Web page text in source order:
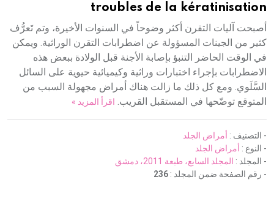
troubles de la kératinisation
أصبحت آليات التقرن أكثر وضوحاً في السنوات الأخيرة، وتم تَعرُّف
كثير من الجينات المسؤولة عن اضطرابات التقرن الوراثية. ويمكن
في الوقت الحاضر التنبؤ بإصابة الأجنة قبل الولادة ببعض هذه
الاضطرابات بإجراء اختبارات وراثية وكيميائية حيوية على السائل
السَّلَوي. ومع كل ذلك ما زالت هناك أمراض مجهولة السبب من
المتوقع توضّحها في المستقبل القريب. اقرأ المزيد »
- التصنيف : أمراض الجلد
- النوع : أمراض الجلد
- المجلد : المجلد السابع، طبعة 2011، دمشق
- رقم الصفحة ضمن المجلد : 236